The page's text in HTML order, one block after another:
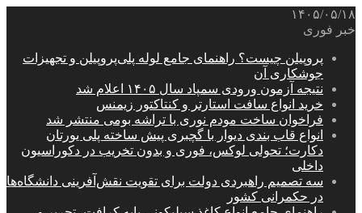
۱۴۰۵/۰۵/۱۸
خبر فوری
پروپیلن چیست؟ راهنمای جامع لوله پلی‌پروپیلن و تجهیزات
جوشکاری آن
نتیجه آزمون ورودی سمپاد سال ۱۴۰۵ اعلام شد
خرید انواع سافت استارتر و کنتاکتور زیمنس
فراخوان ساخت مودم نوری با تراشه بومی منتشر شد
انواع قاب بندی دیوار با گچبری پیش ساخته پلی یورتان
دکارت؛ تحولی لوکس، فوری و بدون تخریب در دکوراسیون
داخلی
سه تصمیم راهبردی دولت برای تقویت نقش‌آفرینی دانشگاه‌ها
در حکمرانی کشور